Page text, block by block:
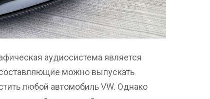
аудиосистема является
можно выпускать
любой автомобиль VW. Однако